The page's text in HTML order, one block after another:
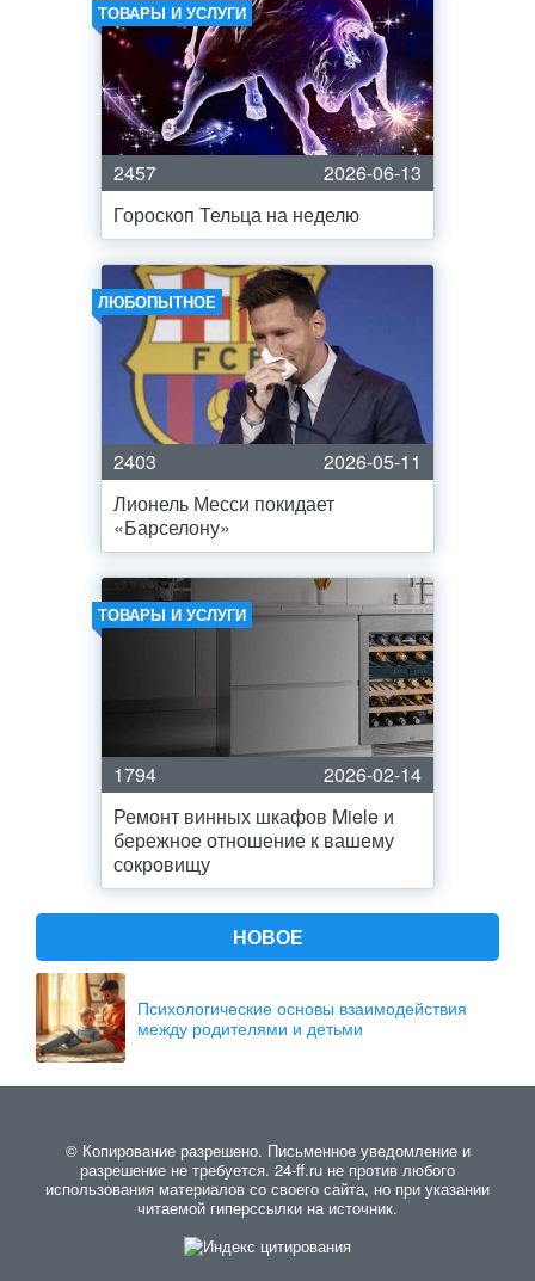
ТОВАРЫ И УСЛУГИ
2457
2026-06-13
Гороскоп Тельца на неделю
ЛЮБОПЫТНОЕ
2403
2026-05-11
Лионель Месси покидает
«Барселону»
ТОВАРЫ И УСЛУГИ
1794
2026-02-14
Ремонт винных шкафов Miele и
бережное отношение к вашему
сокровищу
НОВОЕ
Психологические основы взаимодействия
между родителями и детьми
© Копирование разрешено. Письменное уведомление и
разрешение не требуется. 24-ff.ru не против любого
использования материалов со своего сайта, но при указании
читаемой гиперссылки на источник.